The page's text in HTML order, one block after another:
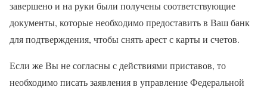
завершено и на руки были получены соответствующие
документы, которые необходимо предоставить в Ваш банк
для подтверждения, чтобы снять арест с карты и счетов.
Если же Вы не согласны с действиями приставов, то
необходимо писать заявления в управление Федеральной